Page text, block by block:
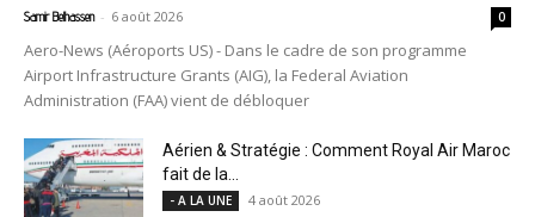
Samir Belhassen - 6 août 2026 0
Aero-News (Aéroports US) - Dans le cadre de son programme
Airport Infrastructure Grants (AIG), la Federal Aviation
Administration (FAA) vient de débloquer
Aérien & Stratégie : Comment Royal Air Maroc
fait de la...
- A LA UNE 4 août 2026